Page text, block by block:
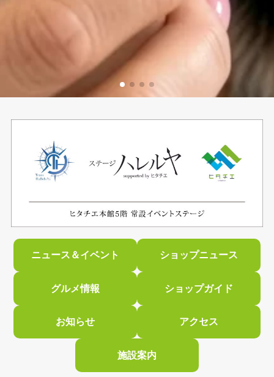
ニュース＆イベント ショップニュース
グルメ情報 ショップガイド
お知らせ アクセス
施設案内